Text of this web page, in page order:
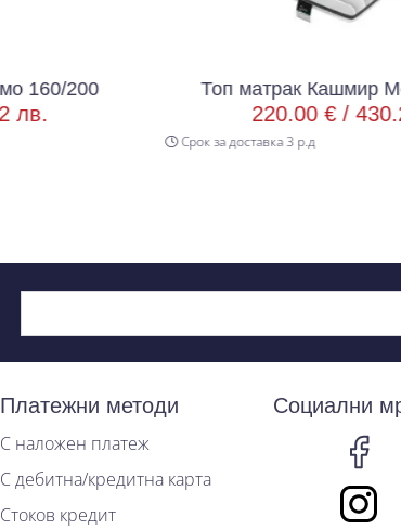
Топ матрак Кашмир Мемо 180/200
430.28 лв.
Срок за доставка 3 р.д
Платежни методи
С наложен платеж
С дебитна/кредитна карта
Стоков кредит
Социални